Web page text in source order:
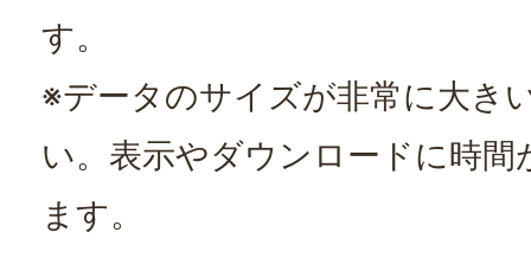
す。
※データのサイズが非常に大き
い。表示やダウンロードに時
ます。